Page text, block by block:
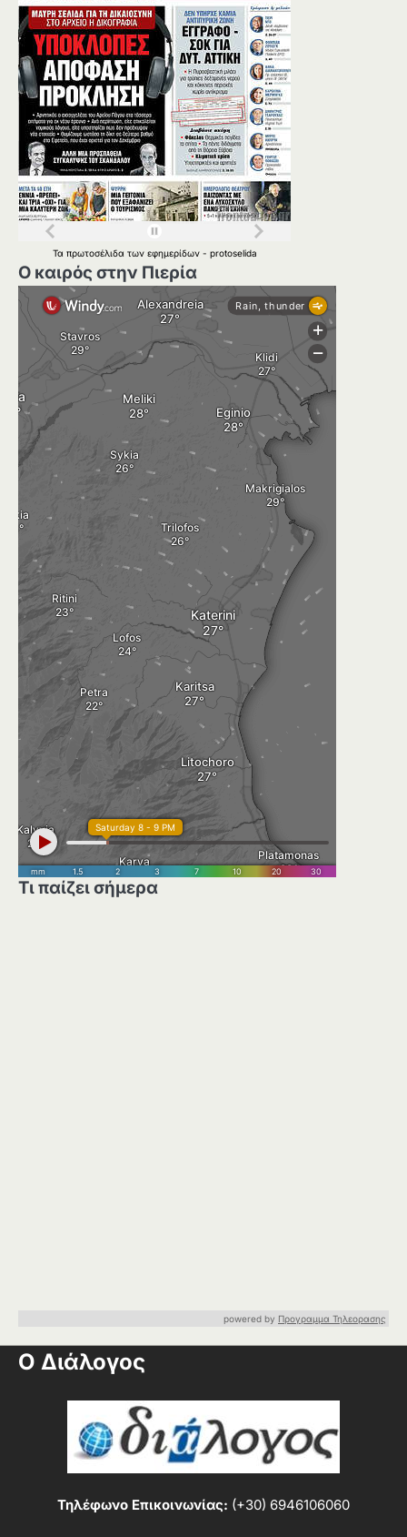
Τα πρωτοσέλιδα των εφημερίδων - protoselida
Ο καιρός στην Πιερία
Τι παίζει σήμερα
powered by Προγραμμα Τηλεορασης
Ο Διάλογος
Τηλέφωνο Επικοινωνίας: (+30) 6946106060